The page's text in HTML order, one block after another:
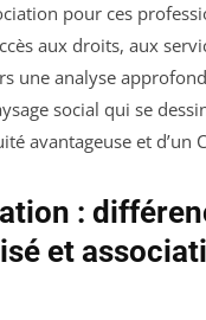
pour ces
aux droits, aux
une analyse
social qui se
avantageuse et d’un
:
et